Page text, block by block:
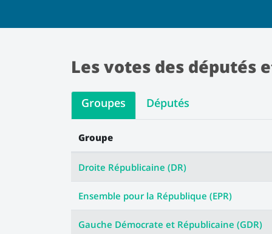
Les votes des députés
Groupes Députés
Groupe
Droite Républicaine (DR)
Ensemble pour la République (EPR)
Gauche Démocrate et Républicaine (GDR)